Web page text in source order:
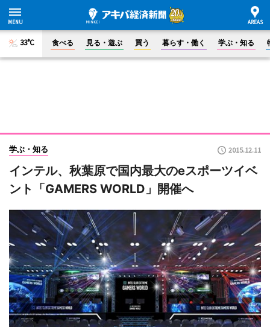
33°C 食べる 見る・遊ぶ 買う 暮らす・働く 学ぶ・知る
学ぶ・知る 2015.12.11
インテル、秋葉原で国内最大のeスポーツイベ
ント「GAMERS WORLD」開催へ